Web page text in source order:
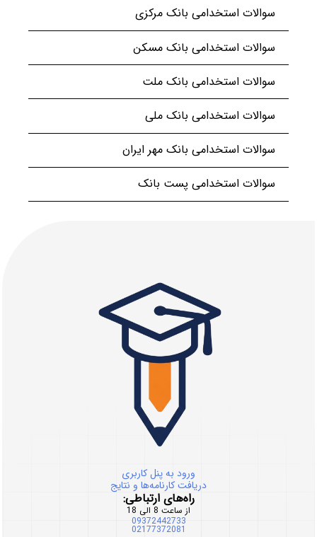
سوالات استخدامی بانک مرکزی
سوالات استخدامی بانک مسکن
سوالات استخدامی بانک ملت
سوالات استخدامی بانک ملی
سوالات استخدامی بانک مهر ایران
سوالات استخدامی پست بانک
ورود به پنل کاربری
دریافت کارنامه‌ها و نتایج
راه‌های ارتباطی:
از ساعت 8 الی 18
09372442733
02177372081